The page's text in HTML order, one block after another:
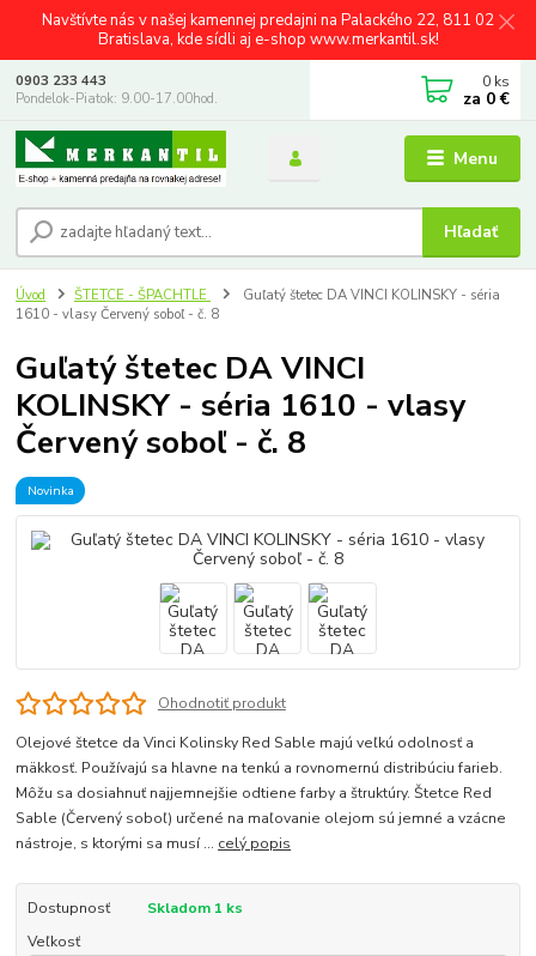
Navštívte nás v našej kamennej predajni na Palackého 22, 811 02
Bratislava, kde sídli aj e-shop www.merkantil.sk!
Menu
Hľadať
0903 233 443
Pondelok-Piatok: 9.00-17.00hod.
0 ks
za 0 €
Úvod ŠTETCE - ŠPACHTLE
Guľatý štetec DA VINCI KOLINSKY - séria
1610 - vlasy Červený soboľ - č. 8
Guľatý štetec DA VINCI
KOLINSKY - séria 1610 - vlasy
Červený soboľ - č. 8
Novinka
Ohodnotiť produkt
Olejové štetce da Vinci Kolinsky Red Sable majú veľkú odolnosť a
mäkkosť. Používajú sa hlavne na tenkú a rovnomernú distribúciu farieb.
Môžu sa dosiahnuť najjemnejšie odtiene farby a štruktúry. Štetce Red
Sable (Červený soboľ) určené na maľovanie olejom sú jemné a vzácne
nástroje, s ktorými sa musí ... celý popis
Dostupnosť
Skladom 1 ks
Veľkosť